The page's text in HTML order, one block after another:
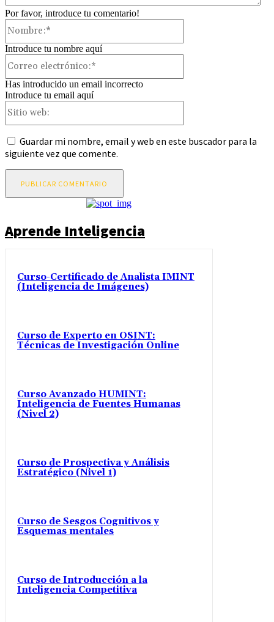
Por favor, introduce tu comentario!
Introduce tu nombre aquí
Has introducido un email incorrecto
Introduce tu email aquí
Guardar mi nombre, email y web en este buscador para la
siguiente vez que comente.
Aprende Inteligencia
Curso-Certificado de Analista IMINT
(Inteligencia de Imágenes)
Curso de Experto en OSINT:
Técnicas de Investigación Online
Curso Avanzado HUMINT:
Inteligencia de Fuentes Humanas
(Nivel 2)
Curso de Prospectiva y Análisis
Estratégico (Nivel 1)
Curso de Sesgos Cognitivos y
Esquemas mentales
Curso de Introducción a la
Inteligencia Competitiva